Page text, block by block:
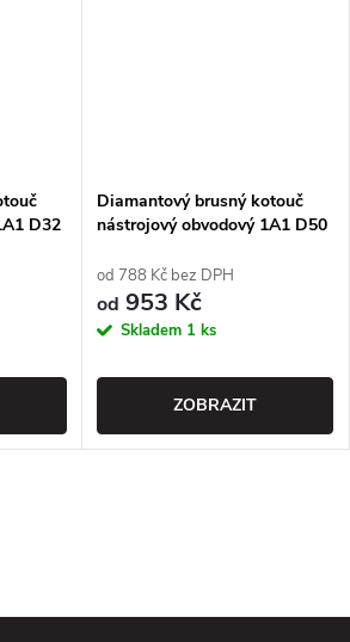
D32
Diamantový brusný kotouč
nástrojový obvodový 1A1 D50
od 788 Kč bez DPH
od 953 Kč
Skladem 1 ks
ZOBRAZIT